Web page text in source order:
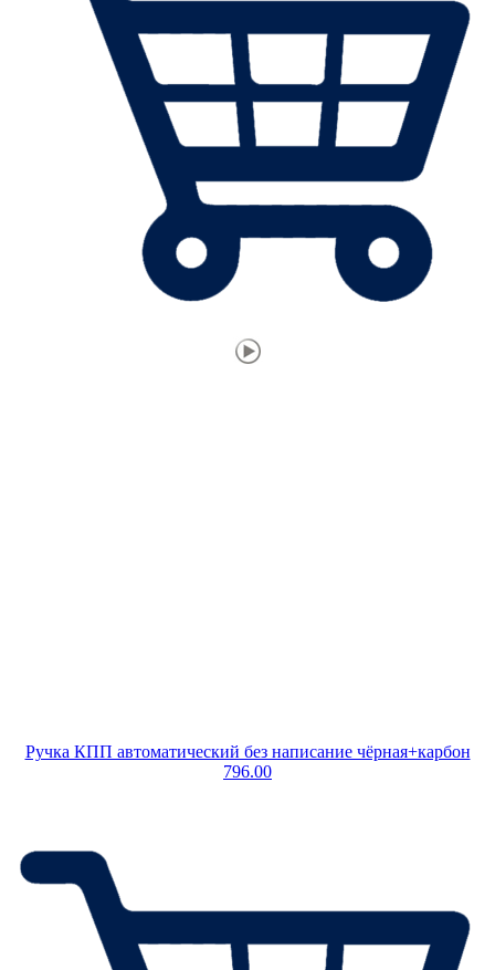
Ручка КПП автоматический без написание чёрная+карбон
796.00